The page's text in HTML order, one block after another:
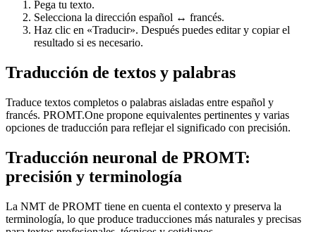
Pega tu texto.
Selecciona la dirección español ↔ francés.
Haz clic en «Traducir». Después puedes editar y copiar el
resultado si es necesario.
Traducción de textos y palabras
Traduce textos completos o palabras aisladas entre español y
francés. PROMT.One propone equivalentes pertinentes y varias
opciones de traducción para reflejar el significado con precisión.
Traducción neuronal de PROMT:
precisión y terminología
La NMT de PROMT tiene en cuenta el contexto y preserva la
terminología, lo que produce traducciones más naturales y precisas